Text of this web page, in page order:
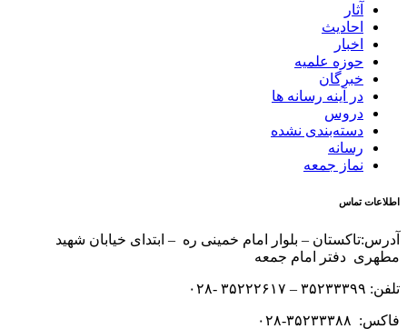
آثار
احادیث
اخبار
حوزه علمیه
خبرگان
در آینه رسانه ها
دروس
دسته‌بندی نشده
رسانه
نماز جمعه
اطلاعات تماس
آدرس:تاکستان – بلوار امام خمینی ره – ابتدای خیابان شهید
مطهری دفتر امام جمعه
تلفن: ۳۵۲۳۳۳۹۹ – ۳۵۲۲۲۶۱۷ -۰۲۸
فاکس: ۳۵۲۳۳۳۸۸-۰۲۸